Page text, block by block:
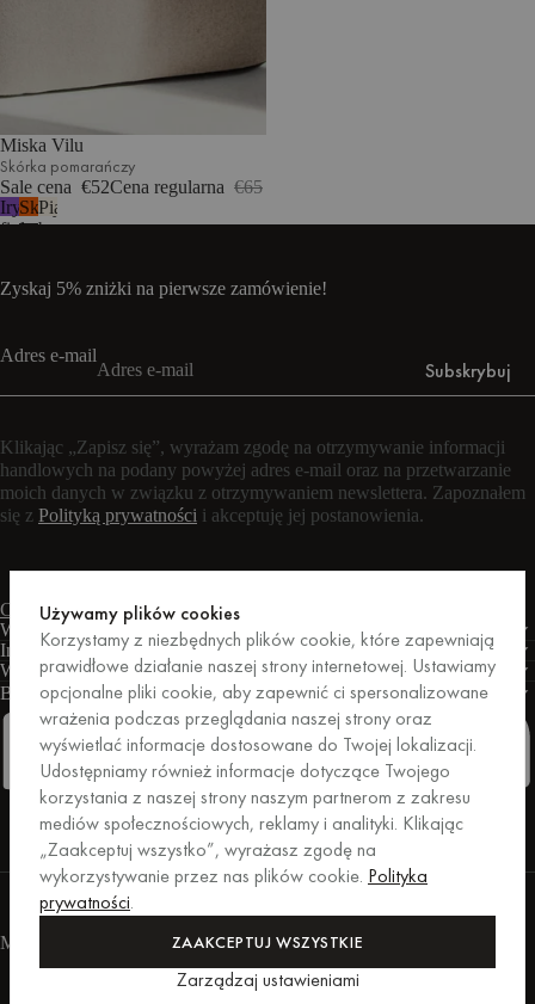
Miska Vilu
Skórka pomarańczy
Sale cena €52Cena regularna €65
Irysowy
fiolet
Skórka
pomarańczy
Piaskowy
beż
Zyskaj 5% zniżki na pierwsze zamówienie!
Adres e-mail
Subskrybuj
Klikając „Zapisz się”, wyrażam zgodę na otrzymywanie informacji
handlowych na podany powyżej adres e-mail oraz na przetwarzanie
moich danych w związku z otrzymywaniem newslettera. Zapoznałem
się z Polityką prywatności i akceptuję jej postanowienia.
Czat na żywoFormularz kontaktowy
Warunki
Informacje
Wsparcie
Biznes
PRO
FacebookInstagramLinkedinPinterest
Zakupy zabezpieczone przez Trusted Shops.
For those who care.
Metody płatności
Używamy plików cookies
Korzystamy z niezbędnych plików cookie, które zapewniają
prawidłowe działanie naszej strony internetowej. Ustawiamy
opcjonalne pliki cookie, aby zapewnić ci spersonalizowane
wrażenia podczas przeglądania naszej strony oraz
wyświetlać informacje dostosowane do Twojej lokalizacji.
Udostępniamy również informacje dotyczące Twojego
korzystania z naszej strony naszym partnerom z zakresu
mediów społecznościowych, reklamy i analityki. Klikając
„Zaakceptuj wszystko”, wyrażasz zgodę na
wykorzystywanie przez nas plików cookie. Polityka
prywatności.
ZAAKCEPTUJ WSZYSTKIE
Zarządzaj ustawieniami